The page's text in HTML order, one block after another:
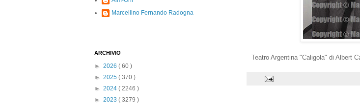
Teatro Argentina "Caligola" di Albert
Marcellino Fernando Radogna
ARCHIVIO
► 2026 ( 60 )
► 2025 ( 370 )
► 2024 ( 2246 )
► 2023 ( 3279 )